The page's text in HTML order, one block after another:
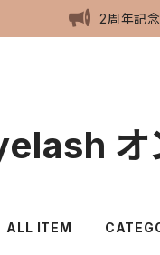
2周年記
オ
ALL ITEM